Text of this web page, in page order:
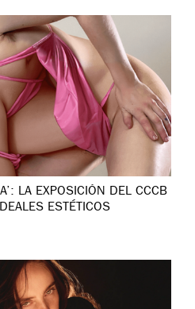
LA EXPOSICIÓN DEL CCCB
ESTÉTICOS